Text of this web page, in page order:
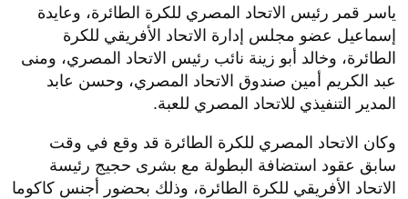
ياسر قمر رئيس الاتحاد المصري للكرة الطائرة، وعايدة
إسماعيل عضو مجلس إدارة الاتحاد الأفريقي للكرة
الطائرة، وخالد أبو زينة نائب رئيس الاتحاد المصري، ومنى
عبد الكريم أمين صندوق الاتحاد المصري، وحسن عابد
المدير التنفيذي للاتحاد المصري للعبة.
وكان الاتحاد المصري للكرة الطائرة قد وقع في وقت
سابق عقود استضافة البطولة مع بشرى حجيج رئيسة
الاتحاد الأفريقي للكرة الطائرة، وذلك بحضور أجنس كاكوما